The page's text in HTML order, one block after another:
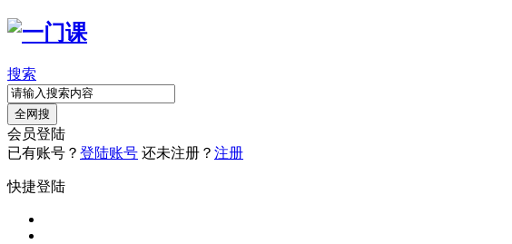
搜索
全网搜
会员登陆
已有账号？ 登陆账号 还未注册？ 注册
快捷登陆